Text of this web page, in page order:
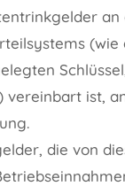
vereinbart ist,
die von